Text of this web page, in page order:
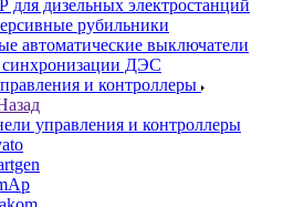
для дизельных электростанций
рубильники
автоматические выключатели
ДЭС
и контроллеры
управления и контроллеры